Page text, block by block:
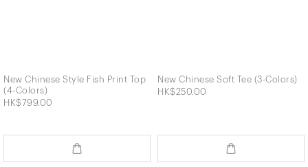
New Chinese Style Fish Print Top
(4-Colors)
HK$799.00
New Chinese Soft Tee (3-Colors)
HK$250.00